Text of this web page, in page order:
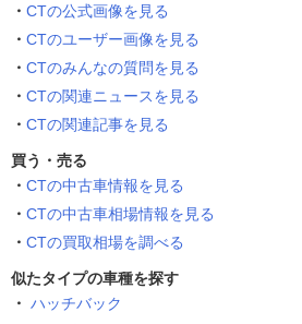
CTの公式画像を見る
CTのユーザー画像を見る
CTのみんなの質問を見る
CTの関連ニュースを見る
CTの関連記事を見る
買う・売る
CTの中古車情報を見る
CTの中古車相場情報を見る
CTの買取相場を調べる
似たタイプの車種を探す
ハッチバック